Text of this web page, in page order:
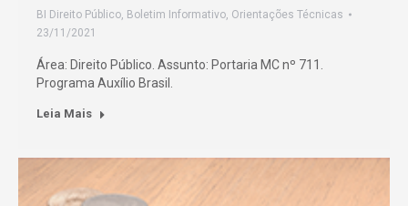
BI Direito Público, Boletim Informativo, Orientações Técnicas
23/11/2021
Área: Direito Público. Assunto: Portaria MC nº 711.
Programa Auxílio Brasil.
Leia Mais